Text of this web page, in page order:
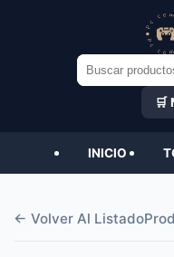
Buscar
por:
🛒
INICIO
← Volver Al Listado